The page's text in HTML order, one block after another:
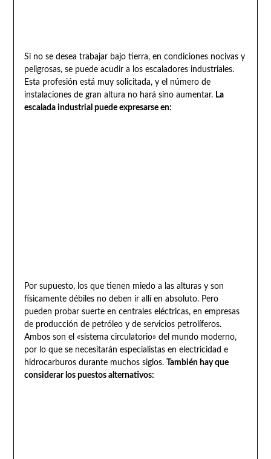
Si no se desea trabajar bajo tierra, en condiciones nocivas y
peligrosas, se puede acudir a los escaladores industriales.
Esta profesión está muy solicitada, y el número de
instalaciones de gran altura no hará sino aumentar. La
escalada industrial puede expresarse en:
Por supuesto, los que tienen miedo a las alturas y son
físicamente débiles no deben ir allí en absoluto. Pero
pueden probar suerte en centrales eléctricas, en empresas
de producción de petróleo y de servicios petrolíferos.
Ambos son el «sistema circulatorio» del mundo moderno,
por lo que se necesitarán especialistas en electricidad e
hidrocarburos durante muchos siglos.
También hay que
considerar los puestos alternativos: